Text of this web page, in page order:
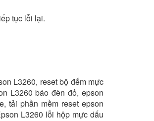
tục lỗi lại.
L3260, reset bộ đếm mực
L3260 báo đèn đỏ, epson
tải phần mềm reset epson
L3260 lỗi hộp mực dấu